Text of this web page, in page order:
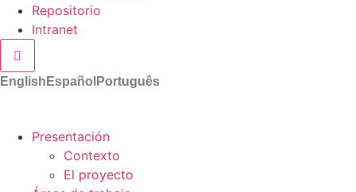
Repositorio
Intranet
Menú conmutador hamburguesa
English Español Português
Presentación
Contexto
El proyecto